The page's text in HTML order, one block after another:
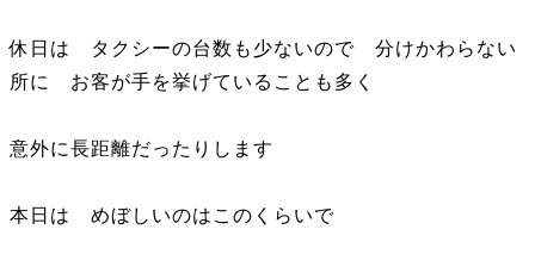
休日は タクシーの台数も少ないので 分けかわらない
所に お客が手を挙げていることも多く
意外に長距離だったりします
本日は めぼしいのはこのくらいで